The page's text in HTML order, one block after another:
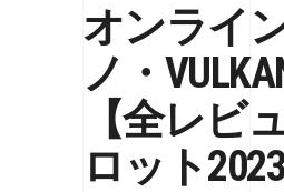
オンライ
ノ・
【全レビ
ロット